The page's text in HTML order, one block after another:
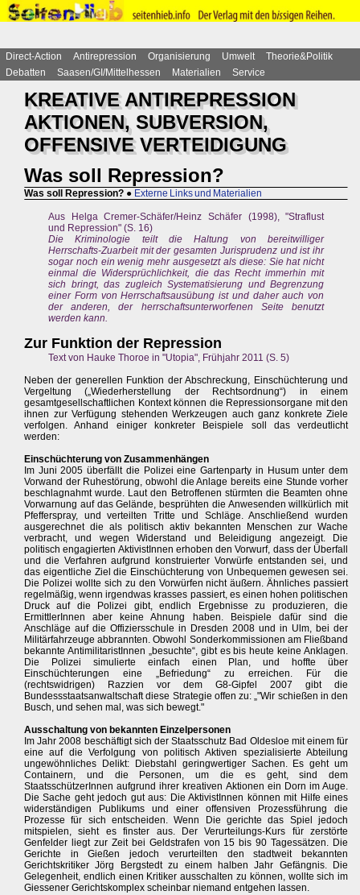
Direct-Action Antirepression Organisierung Umwelt
Theorie&Politik
Debatten
Saasen/GI/Mittelhessen Materialien Service
KREATIVE ANTIREPRESSION
AKTIONEN, SUBVERSION,
OFFENSIVE VERTEIDIGUNG
Was soll Repression?
Was soll Repression? ● Externe Links und Materialien
Aus Helga Cremer-Schäfer/Heinz Schäfer (1998), "Straflust
und Repression" (S. 16)
Die Kriminologie teilt die Haltung von bereitwilliger
Herrschafts-Zuarbeit mit der gesamten Jurisprudenz und ist ihr
sogar noch ein wenig mehr ausgesetzt als diese: Sie hat nicht
einmal die Widersprüchlichkeit, die das Recht immerhin mit
sich bringt, das zugleich Systematisierung und Begrenzung
einer Form von Herrschaftsausübung ist und daher auch von
der anderen, der herrschaftsunterworfenen Seite benutzt
werden kann.
Zur Funktion der Repression
Text von Hauke Thoroe in "Utopia", Frühjahr 2011 (S. 5)
Neben der generellen Funktion der Abschreckung, Einschüchterung und
Vergeltung („Wiederherstellung der Rechtsordnung“) in einem
gesamtgesellschaftlichen Kontext können die Repressionsorgane mit den
ihnen zur Verfügung stehenden Werkzeugen auch ganz konkrete Ziele
verfolgen. Anhand einiger konkreter Beispiele soll das verdeutlicht
werden:
Einschüchterung von Zusammenhängen
Im Juni 2005 überfällt die Polizei eine Gartenparty in Husum unter dem
Vorwand der Ruhestörung, obwohl die Anlage bereits eine Stunde vorher
beschlagnahmt wurde. Laut den Betroffenen stürmten die Beamten ohne
Vorwarnung auf das Gelände, besprühten die Anwesenden willkürlich mit
Pfefferspray, und verteilten Tritte und Schläge. Anschließend wurden
ausgerechnet die als politisch aktiv bekannten Menschen zur Wache
verbracht, und wegen Widerstand und Beleidigung angezeigt. Die
politisch engagierten AktivistInnen erhoben den Vorwurf, dass der Überfall
und die Verfahren aufgrund konstruierter Vorwürfe entstanden sei, und
das eigentliche Ziel die Einschüchterung von Unbequemen gewesen sei.
Die Polizei wollte sich zu den Vorwürfen nicht äußern. Ähnliches passiert
regelmäßig, wenn irgendwas krasses passiert, es einen hohen politischen
Druck auf die Polizei gibt, endlich Ergebnisse zu produzieren, die
ErmittlerInnen aber keine Ahnung haben. Beispiele dafür sind die
Anschläge auf die Offiziersschule in Dresden 2008 und in Ulm, bei der
Militärfahrzeuge abbrannten. Obwohl Sonderkommissionen am Fließband
bekannte AntimilitaristInnen „besuchte“, gibt es bis heute keine Anklagen.
Die Polizei simulierte einfach einen Plan, und hoffte über
Einschüchterungen eine „Befriedung“ zu erreichen. Für die
(rechtswidrigen) Razzien vor dem G8-Gipfel 2007 gibt die
Bundessstaatsanwaltschaft diese Strategie offen zu: „"Wir schießen in den
Busch, und sehen mal, was sich bewegt."
Ausschaltung von bekannten Einzelpersonen
Im Jahr 2008 beschäftigt sich der Staatsschutz Bad Oldesloe mit einem für
eine auf die Verfolgung von politisch Aktiven spezialisierte Abteilung
ungewöhnliches Delikt: Diebstahl geringwertiger Sachen. Es geht um
Containern, und die Personen, um die es geht, sind dem
StaatsschützerInnen aufgrund ihrer kreativen Aktionen ein Dorn im Auge.
Die Sache geht jedoch gut aus: Die AktivistInnen können mit Hilfe eines
widerständigen Publikums und einer offensiven Prozessführung die
Prozesse für sich entscheiden. Wenn Die gerichte das Spiel jedoch
mitspielen, sieht es finster aus. Der Verurteilungs-Kurs für zerstörte
Genfelder liegt zur Zeit bei Geldstrafen von 15 bis 90 Tagessätzen. Die
Gerichte in Gießen jedoch verurteilten den stadtweit bekannten
Gerichtskritiker Jörg Bergstedt zu einem halben Jahr Gefängnis. Die
Gelegenheit, endlich einen Kritiker ausschalten zu können, wollte sich im
Giessener Gerichtskomplex scheinbar niemand entgehen lassen.